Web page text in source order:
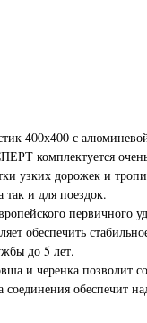
400х400 с
комплектуется
узких дорожек и
так и для поездок.
первичного
обеспечить
до 5 лет.
и черенка позволит
соединения обеспечит